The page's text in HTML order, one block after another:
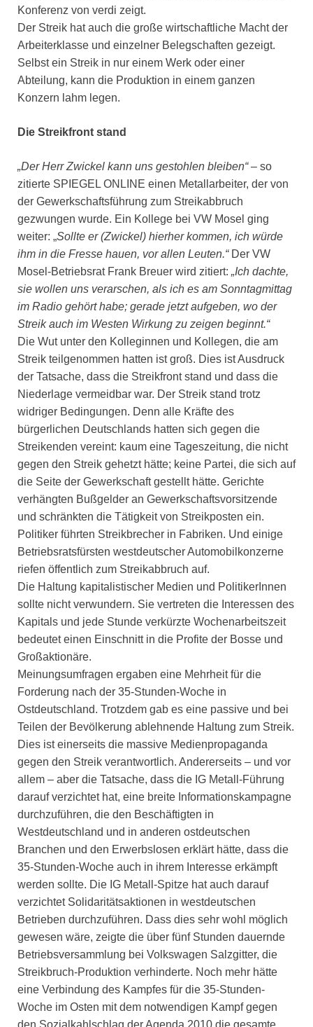
Konferenz von verdi zeigt.
Der Streik hat auch die große wirtschaftliche Macht der
Arbeiterklasse und einzelner Belegschaften gezeigt.
Selbst ein Streik in nur einem Werk oder einer
Abteilung, kann die Produktion in einem ganzen
Konzern lahm legen.
Die Streikfront stand
„Der Herr Zwickel kann uns gestohlen bleiben“– so
zitierte SPIEGEL ONLINE einen Metallarbeiter, der von
der Gewerkschaftsführung zum Streikabbruch
gezwungen wurde. Ein Kollege bei VW Mosel ging
weiter: „Sollte er (Zwickel) hierher kommen, ich würde
ihm in die Fresse hauen, vor allen Leuten.“Der VW
Mosel-Betriebsrat Frank Breuer wird zitiert: „Ich dachte,
sie wollen uns verarschen, als ich es am Sonntagmittag
im Radio gehört habe; gerade jetzt aufgeben, wo der
Streik auch im Westen Wirkung zu zeigen beginnt.“
Die Wut unter den Kolleginnen und Kollegen, die am
Streik teilgenommen hatten ist groß. Dies ist Ausdruck
der Tatsache, dass die Streikfront stand und dass die
Niederlage vermeidbar war. Der Streik stand trotz
widriger Bedingungen. Denn alle Kräfte des
bürgerlichen Deutschlands hatten sich gegen die
Streikenden vereint: kaum eine Tageszeitung, die nicht
gegen den Streik gehetzt hätte; keine Partei, die sich auf
die Seite der Gewerkschaft gestellt hätte. Gerichte
verhängten Bußgelder an Gewerkschaftsvorsitzende
und schränkten die Tätigkeit von Streikposten ein.
Politiker führten Streikbrecher in Fabriken. Und einige
Betriebsratsfürsten westdeutscher Automobilkonzerne
riefen öffentlich zum Streikabbruch auf.
Die Haltung kapitalistischer Medien und PolitikerInnen
sollte nicht verwundern. Sie vertreten die Interessen des
Kapitals und jede Stunde verkürzte Wochenarbeitszeit
bedeutet einen Einschnitt in die Profite der Bosse und
Großaktionäre.
Meinungsumfragen ergaben eine Mehrheit für die
Forderung nach der 35-Stunden-Woche in
Ostdeutschland. Trotzdem gab es eine passive und bei
Teilen der Bevölkerung ablehnende Haltung zum Streik.
Dies ist einerseits die massive Medienpropaganda
gegen den Streik verantwortlich. Andererseits – und vor
allem – aber die Tatsache, dass die IG Metall-Führung
darauf verzichtet hat, eine breite Informationskampagne
durchzuführen, die den Beschäftigten in
Westdeutschland und in anderen ostdeutschen
Branchen und den Erwerbslosen erklärt hätte, dass die
35-Stunden-Woche auch in ihrem Interesse erkämpft
werden sollte. Die IG Metall-Spitze hat auch darauf
verzichtet Solidaritätsaktionen in westdeutschen
Betrieben durchzuführen. Dass dies sehr wohl möglich
gewesen wäre, zeigte die über fünf Stunden dauernde
Betriebsversammlung bei Volkswagen Salzgitter, die
Streikbruch-Produktion verhinderte. Noch mehr hätte
eine Verbindung des Kampfes für die 35-Stunden-
Woche im Osten mit dem notwendigen Kampf gegen